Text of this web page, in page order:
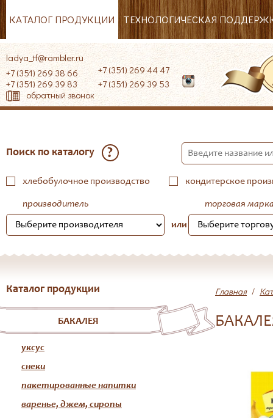
КАТАЛОГ ПРОДУКЦИИ ТЕХНОЛОГИЧЕСКАЯ
ladya_tf@rambler.ru
+7 (351) 269 38 66
+7 (351) 269 39 83
+7 (351) 269 44 47
+7 (351) 269 39 53
обратный звонок
Поиск по каталогу ?
хлебобулочное производство кондитерское
производитель
или
торговая
Каталог продукции
БАКАЛЕЯ
уксус
снеки
пакетированные напитки
варенье, джем, сиропы
Главная /